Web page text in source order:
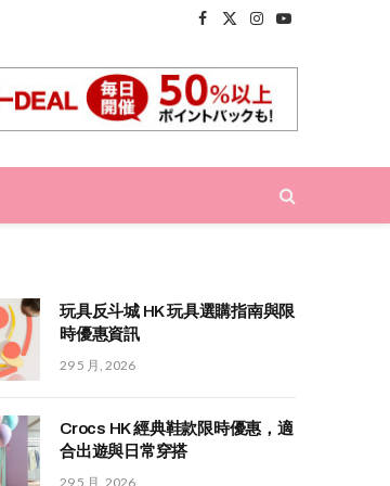
Facebook
X
Instagram
YouTube
玩具反斗城 HK 玩具選購指南與限
時優惠資訊
29 5 月, 2026
Crocs HK 經典鞋款限時優惠，適
合出遊與日常穿搭
29 5 月, 2026